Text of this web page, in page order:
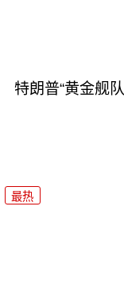
特朗普“黄金舰
最热